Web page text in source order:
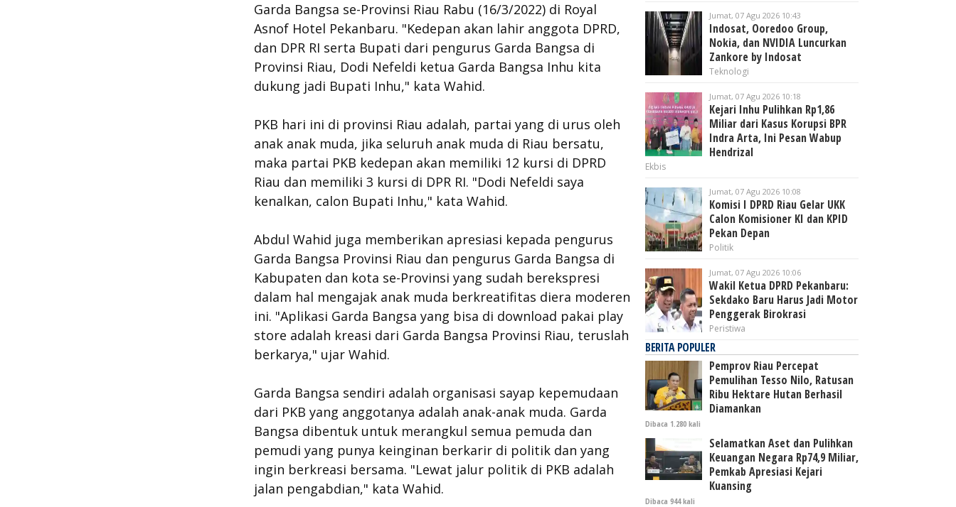
Garda Bangsa se-Provinsi Riau Rabu (16/3/2022) di Royal
Asnof Hotel Pekanbaru. "Kedepan akan lahir anggota DPRD,
dan DPR RI serta Bupati dari pengurus Garda Bangsa di
Provinsi Riau, Dodi Nefeldi ketua Garda Bangsa Inhu kita
dukung jadi Bupati Inhu," kata Wahid.
PKB hari ini di provinsi Riau adalah, partai yang di urus oleh
anak anak muda, jika seluruh anak muda di Riau bersatu,
maka partai PKB kedepan akan memiliki 12 kursi di DPRD
Riau dan memiliki 3 kursi di DPR RI. "Dodi Nefeldi saya
kenalkan, calon Bupati Inhu," kata Wahid.
Abdul Wahid juga memberikan apresiasi kepada pengurus
Garda Bangsa Provinsi Riau dan pengurus Garda Bangsa di
Kabupaten dan kota se-Provinsi yang sudah berekspresi
dalam hal mengajak anak muda berkreatifitas diera moderen
ini. "Aplikasi Garda Bangsa yang bisa di download pakai play
store adalah kreasi dari Garda Bangsa Provinsi Riau, teruslah
berkarya," ujar Wahid.
Garda Bangsa sendiri adalah organisasi sayap kepemudaan
dari PKB yang anggotanya adalah anak-anak muda. Garda
Bangsa dibentuk untuk merangkul semua pemuda dan
pemudi yang punya keinginan berkarir di politik dan yang
ingin berkreasi bersama. "Lewat jalur politik di PKB adalah
jalan pengabdian," kata Wahid.
Jumat, 07 Agu 2026 10:43
Indosat, Ooredoo Group,
Nokia, dan NVIDIA Luncurkan
Zankore by Indosat
Teknologi
Jumat, 07 Agu 2026 10:18
Kejari Inhu Pulihkan Rp1,86
Miliar dari Kasus Korupsi BPR
Indra Arta, Ini Pesan Wabup
Hendrizal
Ekbis
Jumat, 07 Agu 2026 10:08
Komisi I DPRD Riau Gelar UKK
Calon Komisioner KI dan KPID
Pekan Depan
Politik
Jumat, 07 Agu 2026 10:06
Wakil Ketua DPRD Pekanbaru:
Sekdako Baru Harus Jadi Motor
Penggerak Birokrasi
Peristiwa
BERITA POPULER
Pemprov Riau Percepat
Pemulihan Tesso Nilo, Ratusan
Ribu Hektare Hutan Berhasil
Diamankan
Dibaca 1.280 kali
Selamatkan Aset dan Pulihkan
Keuangan Negara Rp74,9 Miliar,
Pemkab Apresiasi Kejari
Kuansing
Dibaca 944 kali